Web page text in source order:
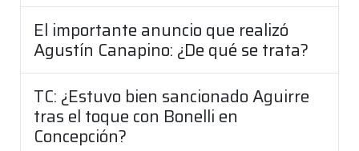
El importante anuncio que realizó
Agustín Canapino: ¿De qué se trata?
TC: ¿Estuvo bien sancionado Aguirre
tras el toque con Bonelli en
Concepción?